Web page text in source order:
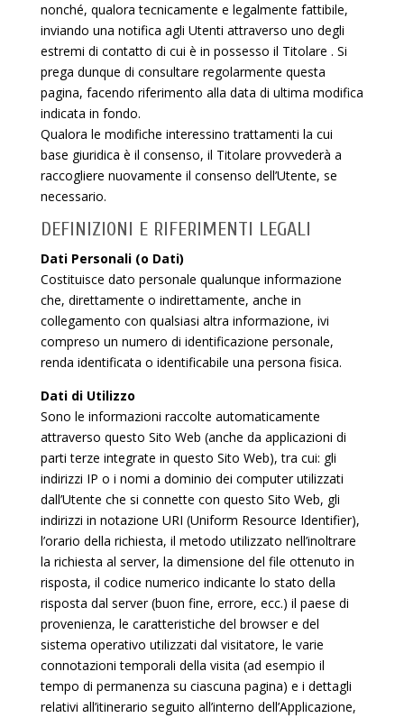
nonché, qualora tecnicamente e legalmente fattibile,
inviando una notifica agli Utenti attraverso uno degli
estremi di contatto di cui è in possesso il Titolare . Si
prega dunque di consultare regolarmente questa
pagina, facendo riferimento alla data di ultima modifica
indicata in fondo.
Qualora le modifiche interessino trattamenti la cui
base giuridica è il consenso, il Titolare provvederà a
raccogliere nuovamente il consenso dell’Utente, se
necessario.
DEFINIZIONI E RIFERIMENTI LEGALI
Dati Personali (o Dati)
Costituisce dato personale qualunque informazione
che, direttamente o indirettamente, anche in
collegamento con qualsiasi altra informazione, ivi
compreso un numero di identificazione personale,
renda identificata o identificabile una persona fisica.
Dati di Utilizzo
Sono le informazioni raccolte automaticamente
attraverso questo Sito Web (anche da applicazioni di
parti terze integrate in questo Sito Web), tra cui: gli
indirizzi IP o i nomi a dominio dei computer utilizzati
dall’Utente che si connette con questo Sito Web, gli
indirizzi in notazione URI (Uniform Resource Identifier),
l’orario della richiesta, il metodo utilizzato nell’inoltrare
la richiesta al server, la dimensione del file ottenuto in
risposta, il codice numerico indicante lo stato della
risposta dal server (buon fine, errore, ecc.) il paese di
provenienza, le caratteristiche del browser e del
sistema operativo utilizzati dal visitatore, le varie
connotazioni temporali della visita (ad esempio il
tempo di permanenza su ciascuna pagina) e i dettagli
relativi all’itinerario seguito all’interno dell’Applicazione,